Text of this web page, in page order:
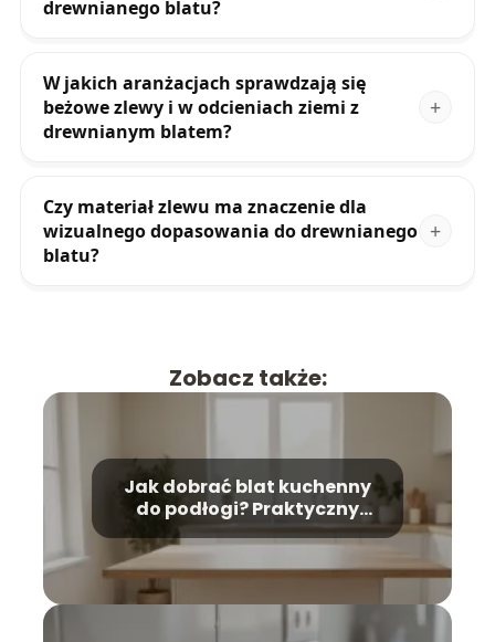
drewnianego blatu?
W jakich aranżacjach sprawdzają się
beżowe zlewy i w odcieniach ziemi z
drewnianym blatem?
Czy materiał zlewu ma znaczenie dla
wizualnego dopasowania do drewnianego
blatu?
Zobacz także:
Jak dobrać blat kuchenny
do podłogi? Praktyczny
poradnik